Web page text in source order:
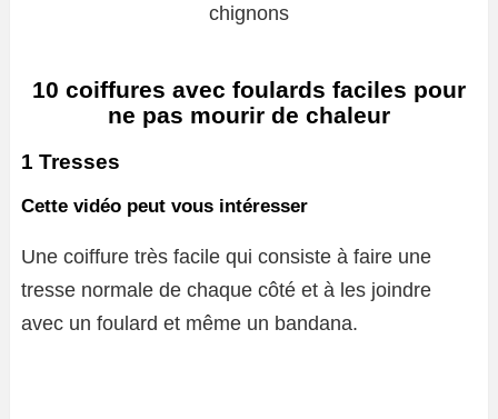
chignons
10 coiffures avec foulards faciles pour
ne pas mourir de chaleur
1 Tresses
Cette vidéo peut vous intéresser
Une coiffure très facile qui consiste à faire une
tresse normale de chaque côté et à les joindre
avec un foulard et même un bandana.